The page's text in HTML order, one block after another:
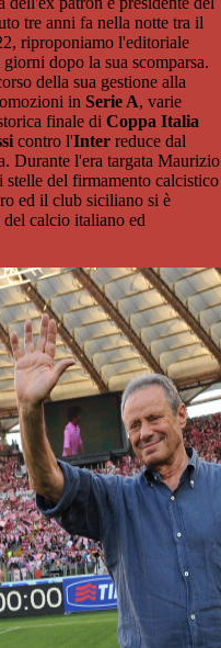
tre anni fa nella notte tra il
riproponiamo l'editoriale
dopo la sua scomparsa.
della sua gestione alla
in Serie A, varie
finale di Coppa Italia
contro l'Inter reduce dal
Durante l'era targata Maurizio
stelle del firmamento calcistico
ed il club siciliano si è
calcio italiano ed